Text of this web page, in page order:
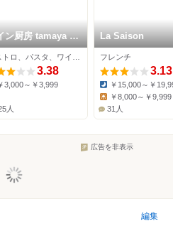
ン厨房 tamaya 田
3.38
3,000～￥3,999
人
La Saison
フレンチ
3.13
Dinner:
￥15,000～￥
Lunch:
￥8,000～￥9,999
31人
広告を非表示
編集